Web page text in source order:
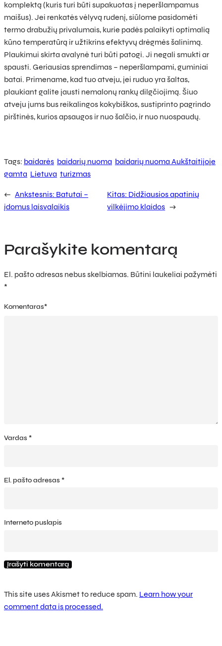
komplektą (kuris turi būti supakuotas į neperšlampamus
maišus). Jei renkatės vėlyvą rudenį, siūlome pasidomėti
termo drabužių privalumais, kurie padės palaikyti optimalią
kūno temperatūrą ir užtikrins efektyvų drėgmės šalinimą.
Plaukimui skirta avalynė turi būti patogi. Ji negali smukti ar
spausti. Geriausias sprendimas – neperšlampami, guminiai
batai. Primename, kad tuo atveju, jei ruduo yra šaltas,
plaukiant galite jausti nemalonų rankų dilgčiojimą. Šiuo
atveju jums bus reikalingos kokybiškos, sustiprinto pagrindo
pirštinės, kurios apsaugos ir nuo šalčio, ir nuo nuospaudų.
Tags: baidarės baidarių nuoma baidarių nuoma Aukštaitijoje
gamta Lietuva turizmas
← Ankstesnis: Batutai –
įdomus laisvalaikis
Kitas: Didžiausios apatinių
vilkėjimo klaidos →
Parašykite komentarą
El. pašto adresas nebus skelbiamas. Būtini laukeliai pažymėti
*
Komentaras*
Vardas *
El. pašto adresas *
Interneto puslapis
This site uses Akismet to reduce spam. Learn how your
comment data is processed.